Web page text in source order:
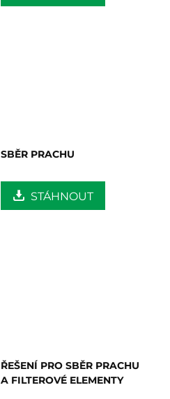
SBĚR PRACHU
STÁHNOUT
ŘEŠENÍ PRO SBĚR PRACHU
A FILTEROVÉ ELEMENTY